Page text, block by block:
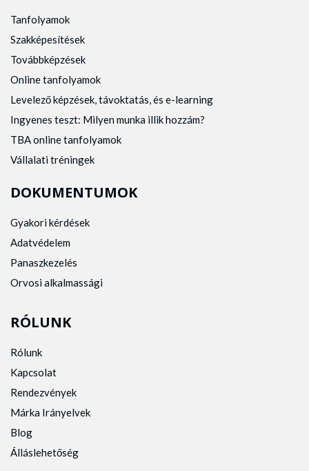
Tanfolyamok
Szakképesítések
Továbbképzések
Online tanfolyamok
Levelező képzések, távoktatás, és e-learning
Ingyenes teszt: Milyen munka illik hozzám?
TBA online tanfolyamok
Vállalati tréningek
DOKUMENTUMOK
Gyakori kérdések
Adatvédelem
Panaszkezelés
Orvosi alkalmassági
RÓLUNK
Rólunk
Kapcsolat
Rendezvények
Márka Irányelvek
Blog
Álláslehetőség